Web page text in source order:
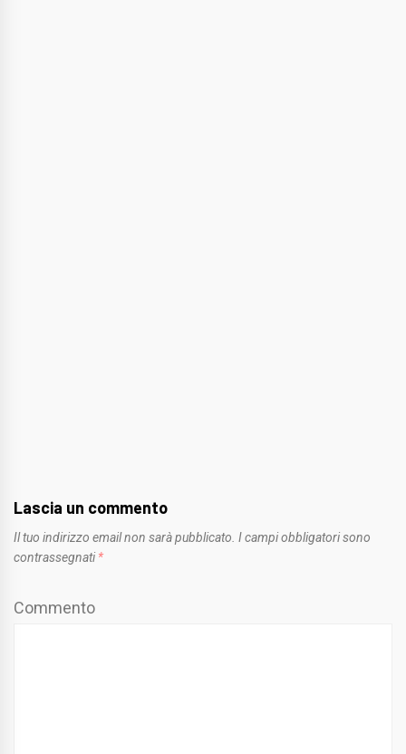
Lascia un commento
Il tuo indirizzo email non sarà pubblicato. I campi obbligatori sono
contrassegnati *
Commento